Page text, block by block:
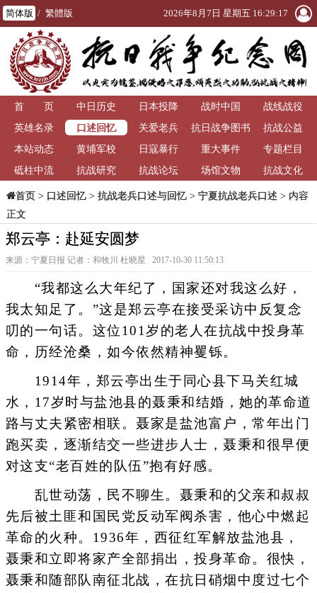
简体版 / 繁體版 2026年8月7日 星期五 16:29:17
首 页 中日历史 日本投降 战时中国
战线战役
英雄名录
口述回忆 关爱老兵
抗日战争图书
馆
抗战公益
本站动态
黄埔军校 日寇暴行 重大事件
专题栏目
砥柱中流
抗战研究 抗战论坛 场馆文物 抗战文化
首页> 口述回忆> 抗战老兵口述与回忆> 宁夏抗战老兵口述 > 内容
正文
郑云亭：赴延安圆梦
来源：宁夏日报 记者：和牧川 杜晓星 2017-10-30 11:50:13
“我都这么大年纪了，国家还对我这么好，
我太知足了。”这是郑云亭在接受采访中反复念
叨的一句话。这位101岁的老人在抗战中投身革
命，历经沧桑，如今依然精神矍铄。
1914年，郑云亭出生于同心县下马关红城
水，17岁时与盐池县的聂秉和结婚，她的革命道
路与丈夫紧密相联。聂家是盐池富户，常年出门
跑买卖，逐渐结交一些进步人士，聂秉和很早便
对这支“老百姓的队伍”抱有好感。
乱世动荡，民不聊生。聂秉和的父亲和叔叔
先后被土匪和国民党反动军阀杀害，他心中燃起
革命的火种。1936年，西征红军解放盐池县，
聂秉和立即将家产全部捐出，投身革命。很快，
聂秉和随部队南征北战，在抗日硝烟中度过七个